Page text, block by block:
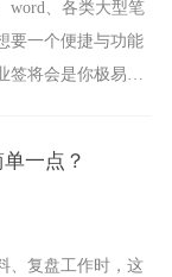
word、各类大型笔
要一个便捷与功能
将会是你极易上
一点？
、复盘工作时，这